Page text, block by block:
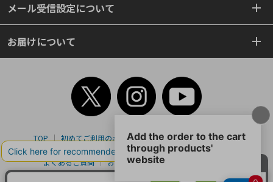
メール受信設定について
お届けについて
TOP 初めてご利用のお客様へ ご利用案内
ご利用規約
個人情報保護方針
特定商取引法
会社案内
よくあるご質問
お問い合わせ
ピンポイントサーチ
サイトマップ